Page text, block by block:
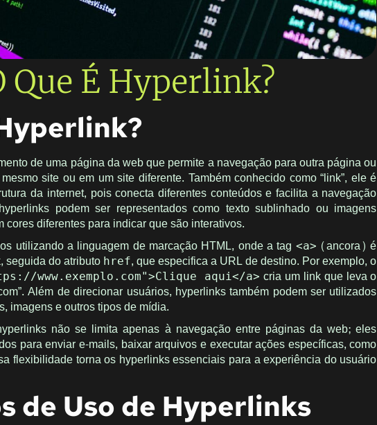
Que É Hyperlink?
de uma página da web que permite a navegação para outra página ou
site ou em um site diferente. Também conhecido como “link”, ele é
da internet, pois conecta diferentes conteúdos e facilita a navegação
podem ser representados como texto sublinhado ou imagens
cores diferentes para indicar que são interativos.
utilizando a linguagem de marcação HTML, onde a tag <a> (ancora) é
seguida do atributo href, que especifica a URL de destino. Por exemplo, o
www.exemplo.com">Clique aqui</a> cria um link que leva o
Além de direcionar usuários, hyperlinks também podem ser utilizados
imagens e outros tipos de mídia.
não se limita apenas à navegação entre páginas da web; eles
para enviar e-mails, baixar arquivos e executar ações específicas, como
flexibilidade torna os hyperlinks essenciais para a experiência do usuário
de Uso de Hyperlinks